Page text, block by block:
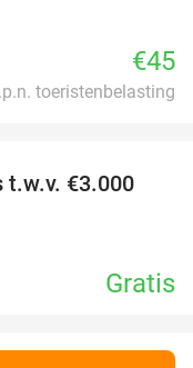
€45
toeristenbelasting
t.w.v. €3.000
Gratis